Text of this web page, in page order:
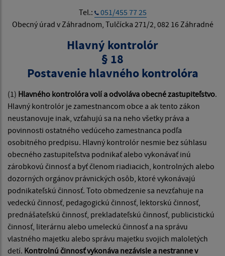
Tel.:
051/455 77 25
Obecný úrad v Záhradnom, Tulčícka 271/2, 082 16 Záhradné
Hlavný kontrolór
§ 18
Postavenie hlavného kontrolóra
(1) Hlavného kontrolóra volí a odvoláva obecné zastupiteľstvo.
Hlavný kontrolór je zamestnancom obce a ak tento zákon
neustanovuje inak, vzťahujú sa na neho všetky práva a
povinnosti ostatného vedúceho zamestnanca podľa
osobitného predpisu. Hlavný kontrolór nesmie bez súhlasu
obecného zastupiteľstva podnikať alebo vykonávať inú
zárobkovú činnosť a byť členom riadiacich, kontrolných alebo
dozorných orgánov právnických osôb, ktoré vykonávajú
podnikateľskú činnosť. Toto obmedzenie sa nevzťahuje na
vedeckú činnosť, pedagogickú činnosť, lektorskú činnosť,
prednášateľskú činnosť, prekladateľskú činnosť, publicistickú
činnosť, literárnu alebo umeleckú činnosť a na správu
vlastného majetku alebo správu majetku svojich maloletých
detí. Kontrolnú činnosť vykonáva nezávisle a nestranne v